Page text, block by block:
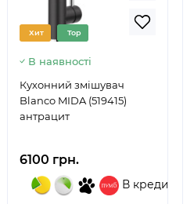
Хит Top
В наявності
Кухонний змішувач
Blanco MIDA (519415)
антрацит
6100 грн.
В кредит